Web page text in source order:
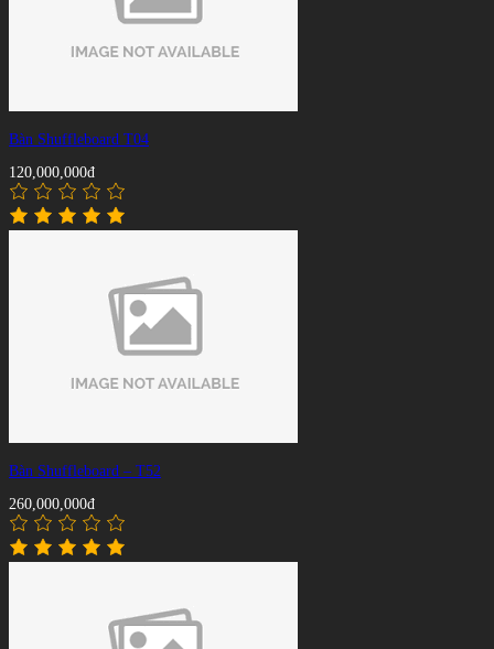
Bàn Shuffleboard T04
120,000,000đ
Bàn Shuffleboard – T52
260,000,000đ